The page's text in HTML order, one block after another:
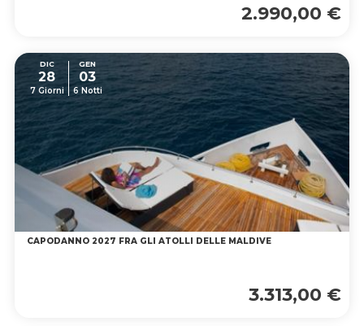
2.990,00 €
DIC
28
7 Giorni
GEN
03
6 Notti
CAPODANNO 2027 FRA GLI ATOLLI DELLE MALDIVE
3.313,00 €